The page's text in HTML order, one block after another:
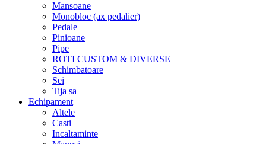
Mansoane
Monobloc (ax pedalier)
Pedale
Pinioane
Pipe
ROTI CUSTOM & DIVERSE
Schimbatoare
Sei
Tija sa
Echipament
Altele
Casti
Incaltaminte